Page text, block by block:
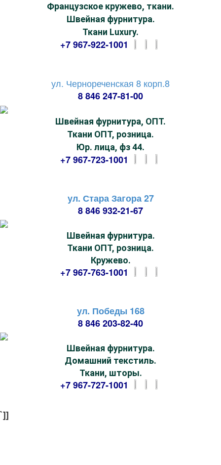
Французское кружево, ткани.
Швейная фурнитура.
Ткани Luxury.
+7 967-922-1001
ул. Чернореченская 8 корп.8
8 846 247-81-00
Швейная фурнитура, ОПТ.
Ткани ОПТ, розница.
Юр. лица, фз 44.
+7 967-723-1001
ул. Стара Загора 27
8 846 932-21-67
Швейная фурнитура.
Ткани ОПТ, розница.
Кружево.
+7 967-763-1001
ул. Победы 168
8 846 203-82-40
Швейная фурнитура.
Домашний текстиль.
Ткани, шторы.
+7 967-727-1001
`]]